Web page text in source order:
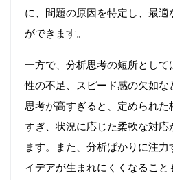
に、問題の原因を特定し、最適
ができます。
一方で、分析思考の短所とし
性の不足、スピード感の欠如
思考が高すぎると、定められた
すぎ、状況に応じた柔軟な対応
ます。また、分析ばかりに注
イデアが生まれにくくなるこ